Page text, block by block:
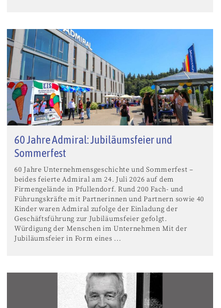
60 Jahre Admiral: Jubiläumsfeier und
Sommerfest
60 Jahre Unternehmensgeschichte und Sommerfest –
beides feierte Admiral am 24. Juli 2026 auf dem
Firmengelände in Pfullendorf. Rund 200 Fach- und
Führungskräfte mit Partnerinnen und Partnern sowie 40
Kinder waren Admiral zufolge der Einladung der
Geschäftsführung zur Jubiläumsfeier gefolgt.
Würdigung der Menschen im Unternehmen Mit der
Jubiläumsfeier in Form eines ...